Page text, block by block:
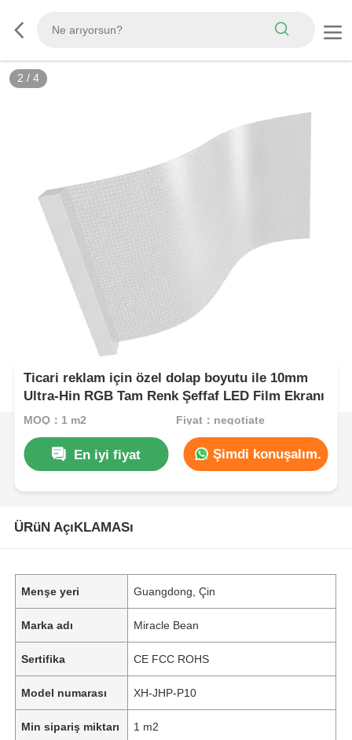
2 / 4
Ticari reklam için özel dolap boyutu ile 10mm
Ultra-Hin RGB Tam Renk Şeffaf LED Film Ekranı
MOQ：1 m2 Fiyat：negotiate
En iyi fiyat Şimdi konuşalım.
ÜRüN AçıKLAMASı
Menşe yeri Guangdong, Çin
Marka adı Miracle Bean
Sertifika CE FCC ROHS
Model numarası XH-JHP-P10
Min sipariş miktarı 1 m2